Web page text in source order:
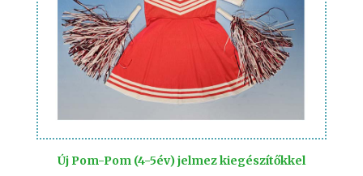
Új Pom-Pom (4-5év) jelmez kiegészítőkkel